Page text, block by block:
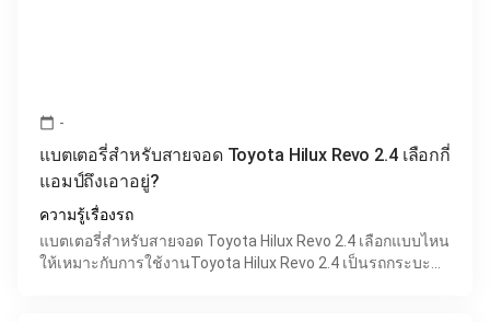
calendar_today -
แบตเตอรี่สำหรับสายจอด Toyota Hilux Revo 2.4 เลือกกี่
แอมป์ถึงเอาอยู่?
ความรู้เรื่องรถ
แบตเตอรี่สำหรับสายจอด Toyota Hilux Revo 2.4 เลือกแบบไหน
ให้เหมาะกับการใช้งานToyota Hilux Revo 2.4 เป็นรถกระบะ